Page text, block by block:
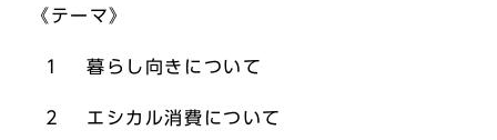
《テーマ》
1 暮らし向きについて
2 エシカル消費について